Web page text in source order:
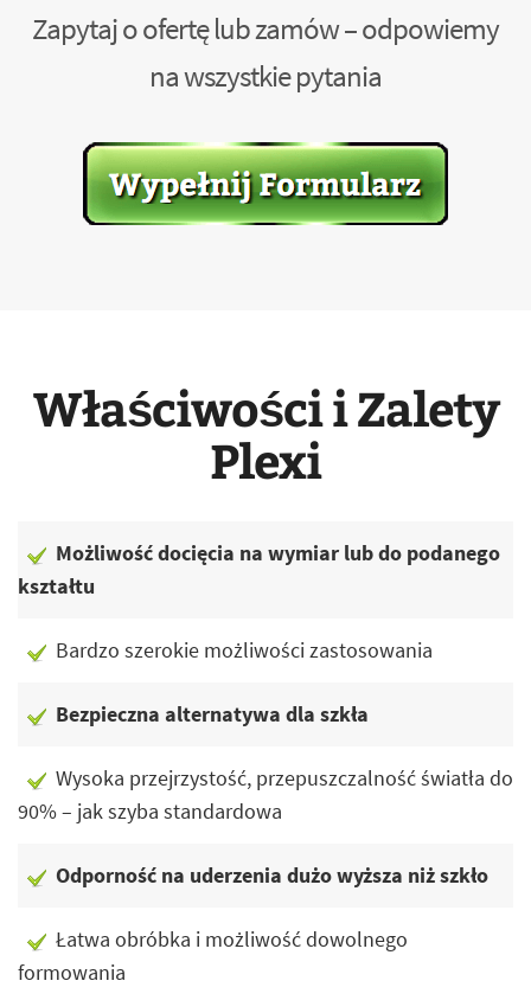
Zapytaj o ofertę lub zamów – odpowiemy
na wszystkie pytania
Właściwości i Zalety
Plexi
Możliwość docięcia na wymiar lub do podanego
kształtu
Bardzo szerokie możliwości zastosowania
Bezpieczna alternatywa dla szkła
Wysoka przejrzystość, przepuszczalność światła do
90% – jak szyba standardowa
Odporność na uderzenia dużo wyższa niż szkło
Łatwa obróbka i możliwość dowolnego
formowania